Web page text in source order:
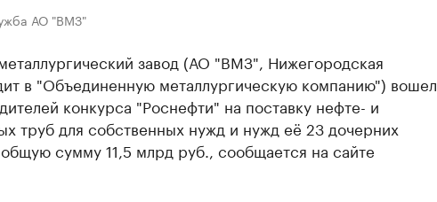
АО "ВМЗ"
завод (АО "ВМЗ", Нижегородская
в "Объединенную металлургическую компанию") вошел
конкурса "Роснефти" ​на поставку нефте- и
труб для собственных нужд и нужд её 23 дочерних
сумму 11,5 млрд руб., сообщается на сайте